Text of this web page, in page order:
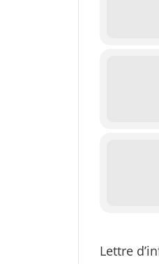
Lettre